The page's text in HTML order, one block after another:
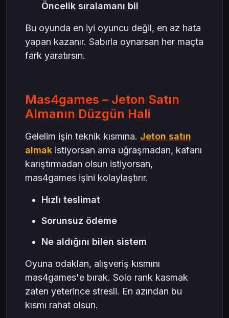
Öncelik sıralamanı bil
Bu oyunda en iyi oyuncu değil, en az hata
yapan kazanır. Sabırla oynarsan her maçta
fark yaratırsın.
Mas4games – Jeton Satın
Almanın Düzgün Hali
Gelelim işin teknik kısmına. Jeton satın
almak istiyorsan ama uğraşmadan, kafanı
karıştırmadan olsun istiyorsan,
mas4games işini kolaylaştırır.
Hızlı teslimat
Sorunsuz ödeme
Ne aldığını bilen sistem
Oyuna odaklan, alışveriş kısmını
mas4games'e bırak. Solo rank kasmak
zaten yeterince stresli. En azından bu
kısmı rahat olsun.